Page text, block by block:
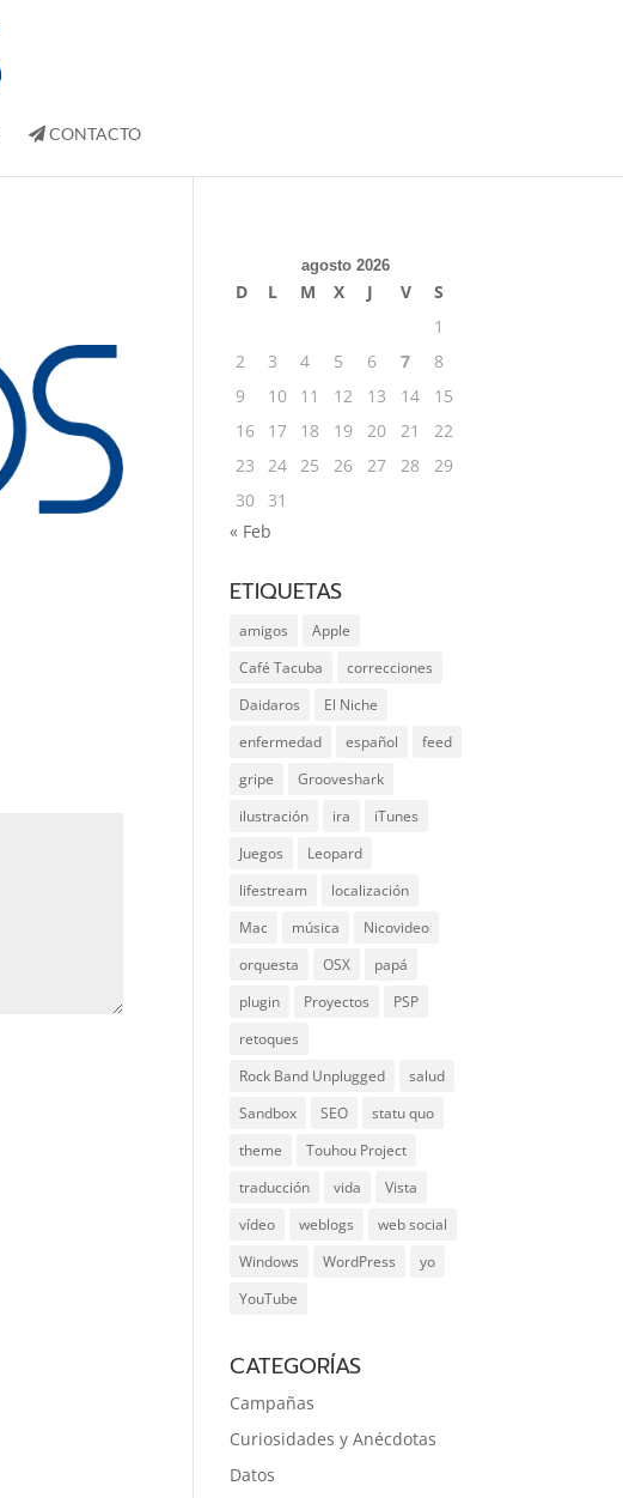
CONTACTO
agosto 2026
D L M X J V
S
1
2
3 4 5 6 7
8
9
10 11 12 13 14
15
16
17 18 19 20 21
22
23
24 25 26 27 28
29
30
31
« Feb
ETIQUETAS
amigos
Apple
Café Tacuba
correcciones
Daidaros
El Niche
enfermedad
español
feed
gripe
Grooveshark
ilustración
ira
iTunes
Juegos
Leopard
lifestream
localización
Mac
música
Nicovideo
orquesta
OSX
papá
plugin
Proyectos
PSP
retoques
Rock Band Unplugged
salud
Sandbox
SEO
statu quo
theme
Touhou Project
traducción
vida
Vista
vídeo
weblogs
web social
Windows
WordPress
yo
YouTube
CATEGORÍAS
Campañas
Curiosidades y Anécdotas
Datos